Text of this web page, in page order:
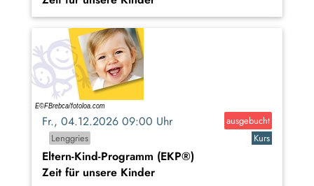
Fr., 04.12.2026 09:00 Uhr
ausgebucht
Lenggries
Kurs
Eltern-Kind-Programm (EKP®)
Zeit für unsere Kinder